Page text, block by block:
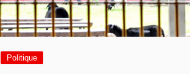
Politique